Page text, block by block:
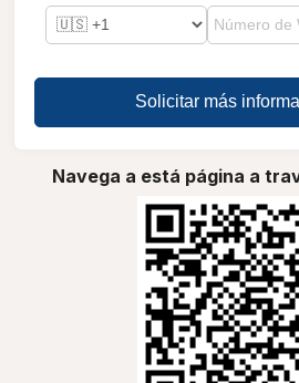
Solicitar más
Navega a está página a